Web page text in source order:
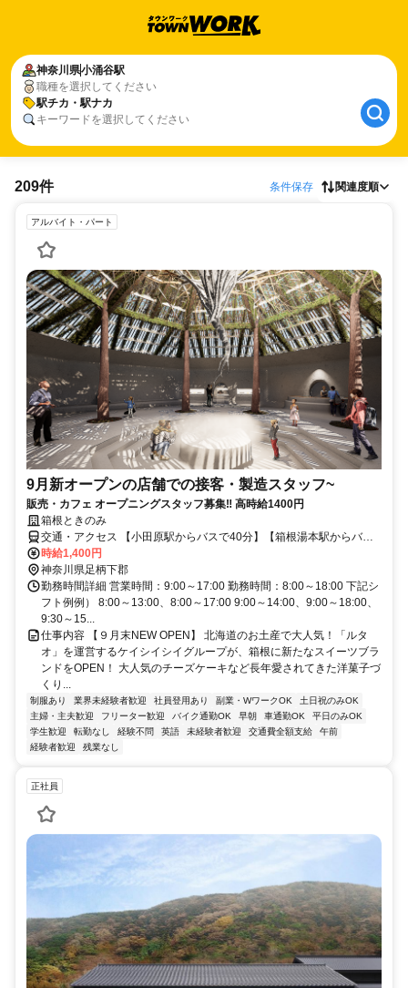
神奈川県小涌谷駅
職種を選択してください
駅チカ・駅ナカ
キーワードを選択してください
209件 条件保存 関連度順
アルバイト・パート
9月新オープンの店舗での接客・製造スタッフ~
販売・カフェ オープニングスタッフ募集‼ 高時給1400円
箱根ときのみ
交通・アクセス 【小田原駅からバスで40分】【箱根湯本駅からバス
で30分】【箱根湯本駅から車で30分】【御殿場市内から車で約45
分】【最寄りのバス停から徒歩１分以内】
時給1,400円
神奈川県足柄下郡
勤務時間詳細 営業時間：9:00～17:00 勤務時間：8:00～18:00 下記シ
フト例例） 8:00～13:00、8:00～17:00 9:00～14:00、9:00～18:00、
9:30～15...
仕事内容 【９月末NEW OPEN】 北海道のお土産で大人気！「ルタ
オ」を運営するケイシイシイグループが、箱根に新たなスイーツブラ
ンドをOPEN！ 大人気のチーズケーキなど長年愛されてきた洋菓子づ
くり...
制服あり 業界未経験者歓迎 社員登用あり 副業・WワークOK
土日祝のみOK
主婦・主夫歓迎
フリーター歓迎 バイク通勤OK 早朝 車通勤OK
平日のみOK
学生歓迎
転勤なし 経験不問 英語 未経験者歓迎 交通費全額支給
午前
経験者歓迎
残業なし
正社員